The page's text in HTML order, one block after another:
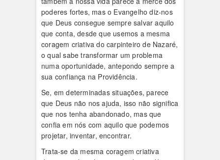
poderes fortes, mas o Evangelho diz-nos
que Deus consegue sempre salvar aquilo
que conta, desde que usemos a mesma
coragem criativa do carpinteiro de Nazaré,
o qual sabe transformar um problema
numa oportunidade, antepondo sempre a
sua confiança na Providência.
Se, em determinadas situações, parece
que Deus não nos ajuda, isso não significa
que nos tenha abandonado, mas que
confia em nós com aquilo que podemos
projetar, inventar, encontrar.
Trata-se da mesma coragem criativa